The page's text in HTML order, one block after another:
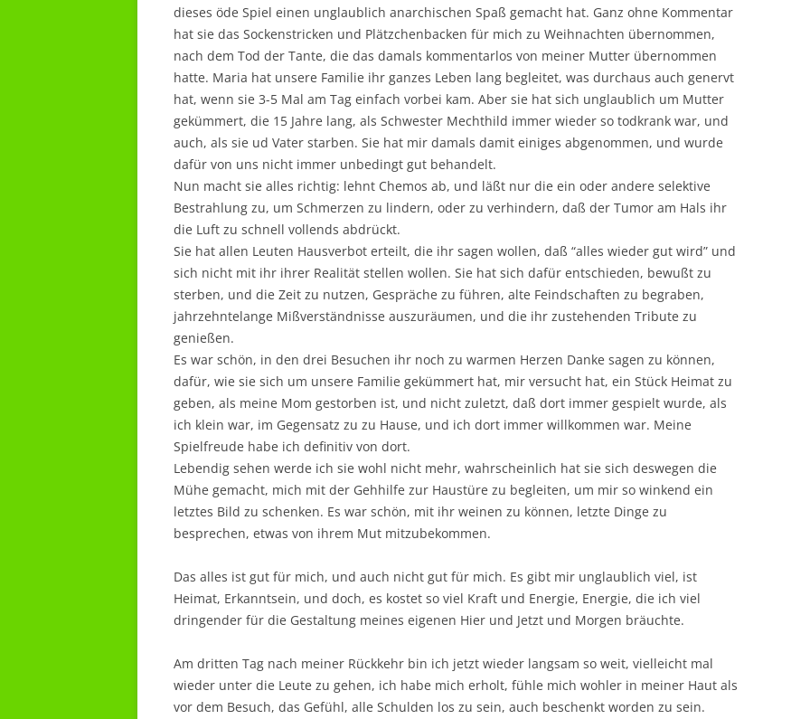
dieses öde Spiel einen unglaublich anarchischen Spaß gemacht hat. Ganz ohne Kommentar
hat sie das Sockenstricken und Plätzchenbacken für mich zu Weihnachten übernommen,
nach dem Tod der Tante, die das damals kommentarlos von meiner Mutter übernommen
hatte. Maria hat unsere Familie ihr ganzes Leben lang begleitet, was durchaus auch genervt
hat, wenn sie 3-5 Mal am Tag einfach vorbei kam. Aber sie hat sich unglaublich um Mutter
gekümmert, die 15 Jahre lang, als Schwester Mechthild immer wieder so todkrank war, und
auch, als sie ud Vater starben. Sie hat mir damals damit einiges abgenommen, und wurde
dafür von uns nicht immer unbedingt gut behandelt.
Nun macht sie alles richtig: lehnt Chemos ab, und läßt nur die ein oder andere selektive
Bestrahlung zu, um Schmerzen zu lindern, oder zu verhindern, daß der Tumor am Hals ihr
die Luft zu schnell vollends abdrückt.
Sie hat allen Leuten Hausverbot erteilt, die ihr sagen wollen, daß “alles wieder gut wird” und
sich nicht mit ihr ihrer Realität stellen wollen. Sie hat sich dafür entschieden, bewußt zu
sterben, und die Zeit zu nutzen, Gespräche zu führen, alte Feindschaften zu begraben,
jahrzehntelange Mißverständnisse auszuräumen, und die ihr zustehenden Tribute zu
genießen.
Es war schön, in den drei Besuchen ihr noch zu warmen Herzen Danke sagen zu können,
dafür, wie sie sich um unsere Familie gekümmert hat, mir versucht hat, ein Stück Heimat zu
geben, als meine Mom gestorben ist, und nicht zuletzt, daß dort immer gespielt wurde, als
ich klein war, im Gegensatz zu zu Hause, und ich dort immer willkommen war. Meine
Spielfreude habe ich definitiv von dort.
Lebendig sehen werde ich sie wohl nicht mehr, wahrscheinlich hat sie sich deswegen die
Mühe gemacht, mich mit der Gehhilfe zur Haustüre zu begleiten, um mir so winkend ein
letztes Bild zu schenken. Es war schön, mit ihr weinen zu können, letzte Dinge zu
besprechen, etwas von ihrem Mut mitzubekommen.
Das alles ist gut für mich, und auch nicht gut für mich. Es gibt mir unglaublich viel, ist
Heimat, Erkanntsein, und doch, es kostet so viel Kraft und Energie, Energie, die ich viel
dringender für die Gestaltung meines eigenen Hier und Jetzt und Morgen bräuchte.
Am dritten Tag nach meiner Rückkehr bin ich jetzt wieder langsam so weit, vielleicht mal
wieder unter die Leute zu gehen, ich habe mich erholt, fühle mich wohler in meiner Haut als
vor dem Besuch, das Gefühl, alle Schulden los zu sein, auch beschenkt worden zu sein.